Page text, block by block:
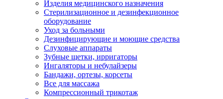
Изделия медицинского назначения
Стерилизационное и дезинфекционное
оборудование
Уход за больными
Дезинфицирующие и моющие средства
Слуховые аппараты
Зубные щетки, ирригаторы
Ингаляторы и небулайзеры
Бандажи, ортезы, корсеты
Все для массажа
Компрессионный трикотаж